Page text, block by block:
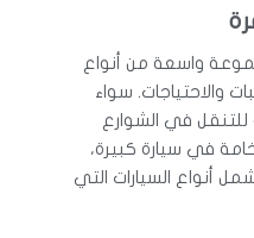
واسعة من أنواع
والاحتياجات. سواء
في الشوارع
في سيارة كبيرة،
أنواع السيارات التي